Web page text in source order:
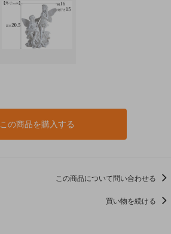
この商品を購入する
この商品について問い合わせる
買い物を続ける